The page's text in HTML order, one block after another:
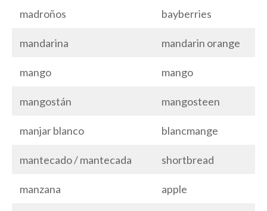
madroños bayberries
mandarina mandarin orange
mango mango
mangostán mangosteen
manjar blanco blancmange
mantecado / mantecada shortbread
manzana apple